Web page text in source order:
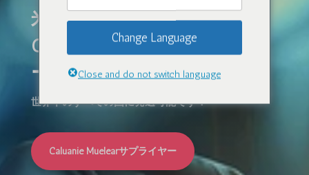
米国製 Caluanie Muelear
Oxidize の No.1 サプライヤ
ー。
世界中のすべての国に発送可能です！
Caluanie Muelearサプライヤー
Change Language
Close and do not switch language